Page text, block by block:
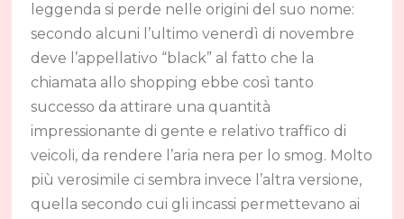
leggenda si perde nelle origini del suo nome:
secondo alcuni l’ultimo venerdì di novembre
deve l’appellativo “black” al fatto che la
chiamata allo shopping ebbe così tanto
successo da attirare una quantità
impressionante di gente e relativo traffico di
veicoli, da rendere l’aria nera per lo smog. Molto
più verosimile ci sembra invece l’altra versione,
quella secondo cui gli incassi permettevano ai